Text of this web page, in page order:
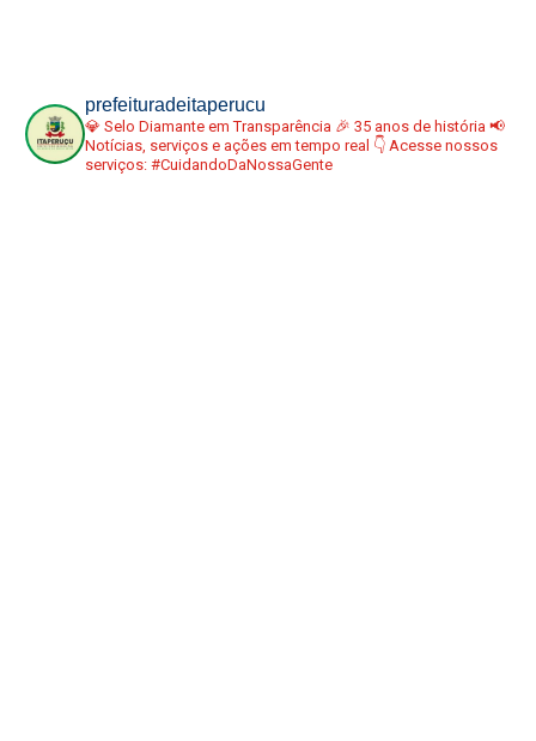
prefeituradeitaperucu
💎 Selo Diamante em Transparência 🎉 35 anos de história 📢
Notícias, serviços e ações em tempo real 👇 Acesse nossos
serviços: #CuidandoDaNossaGente